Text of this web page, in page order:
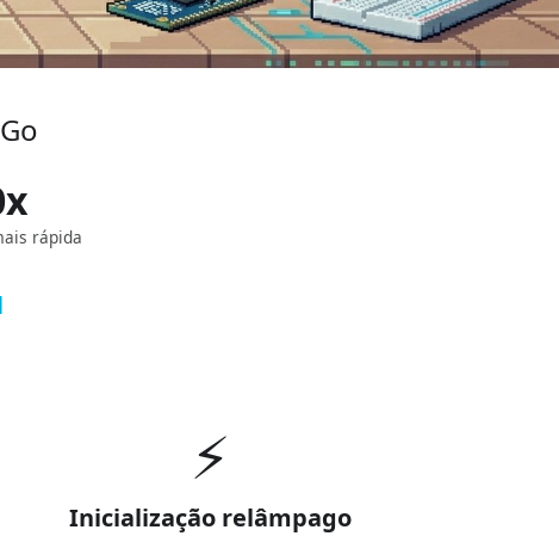
rápida
⚡️
Inicialização relâmpago